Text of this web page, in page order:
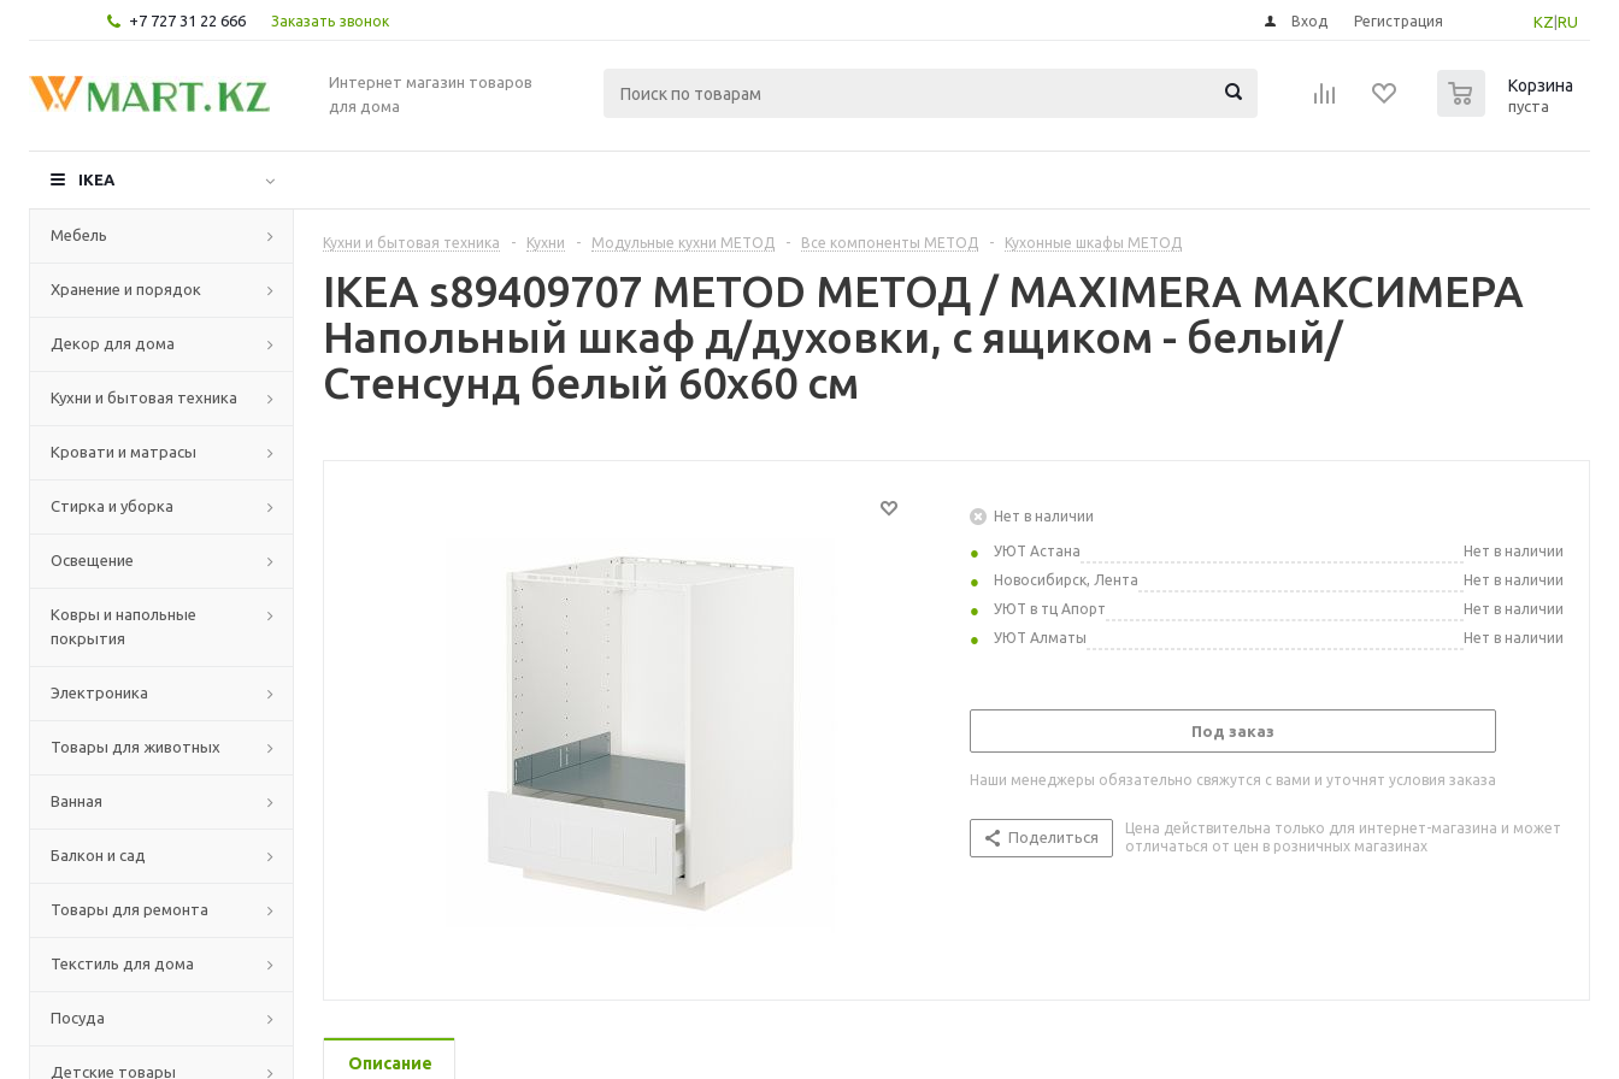
+7 727 31 22 666 Заказать звонок KZ RU
Вход Регистрация
Интернет магазин товаров
для дома
Корзина
пуста
IKEA
Мебель
Хранение и порядок
Декор для дома
Кухни и бытовая техника
Кровати и матрасы
Стирка и уборка
Освещение
Ковры и напольные
покрытия
Электроника
Товары для животных
Ванная
Балкон и сад
Товары для ремонта
Текстиль для дома
Посуда
Детские товары
Кухни и бытовая техника - Кухни - Модульные кухни МЕТОД - Все компоненты МЕТОД - Кухонные шкафы МЕТОД
IKEA s89409707 METOD МЕТОД / MAXIMERA МАКСИМЕРА
Напольный шкаф д/духовки, с ящиком - белый/
Стенсунд белый 60x60 см
Нет в наличии
УЮТ Астана
Нет в наличии
Новосибирск, Лента
Нет в наличии
УЮТ в тц Апорт
Нет в наличии
УЮТ Алматы
Нет в наличии
Под заказ
Наши менеджеры обязательно свяжутся с вами и уточнят условия заказа
Поделиться
Цена действительна только для интернет-магазина и может
отличаться от цен в розничных магазинах
Описание